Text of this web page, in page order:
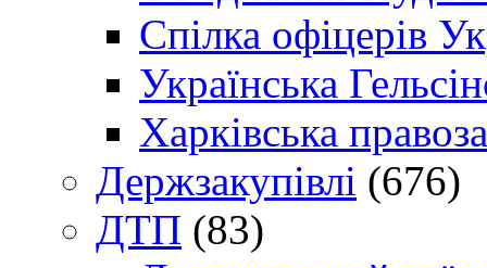
Спілка офіцерів
Українська
Харківська
Держзакупівлі (676)
ДТП (83)